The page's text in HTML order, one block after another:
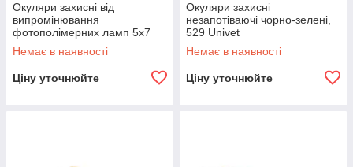
Окуляри захисні від
випромінювання
фотополімерних ламп 5х7
Univet
Немає в наявності
Ціну уточнюйте
Окуляри захисні
незапотіваючі чорно-зелені,
529 Univet
Немає в наявності
Ціну уточнюйте